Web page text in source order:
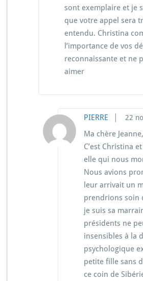
sont exemplaire et je
que votre appel sera
entendu. Christina
l’importance de vos
reconnaissante et ne
aimer
PIERRE 22
Ma chère Jeanne,
C’est Christina
elle qui nous
Nous avions
leur arrivait un
prendrions soin
je suis sa
présidents ne
insensibles à la
psychologique
petite fille sans
ce coin de